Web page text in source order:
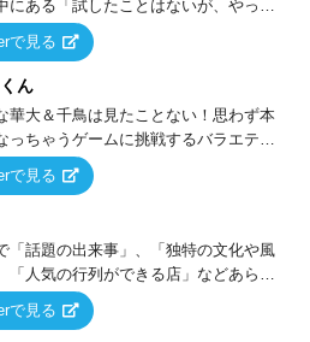
にある「試したことはないが、やって
こうなる！…ハズ」という“机上の空
手芸人らがカラダを張って挑む！
で見る
ん
華大＆千鳥は見たことない！思わず本
っちゃうゲームに挑戦するバラエティ
で見る
「話題の出来事」、「独特の文化や風
「人気の行列ができる店」などあらゆ
マについて好き放題にちゃちゃを入れ
関西色を前面に押し出したトークバラ
で見る